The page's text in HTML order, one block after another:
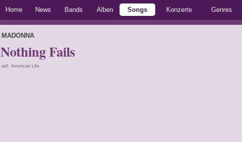
Home News Bands Alben Songs Konzerte Genres
MADONNA
Nothing Fails
auf: American Life